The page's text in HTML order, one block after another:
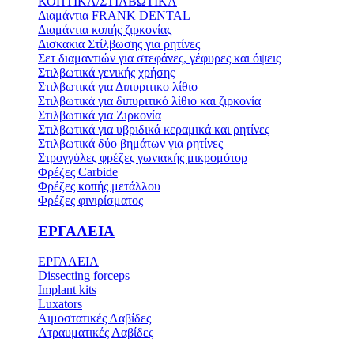
Διαμάντια FRANK DENTAL
Διαμάντια κοπής ζιρκονίας
Δισκακια Στίλβωσης για ρητίνες
Σετ διαμαντιών για στεφάνες, γέφυρες και όψεις
Στιλβωτικά γενικής χρήσης
Στιλβωτικά για Διπυριτικο λίθιο
Στιλβωτικά για διπυριτικό λίθιο και ζιρκονία
Στιλβωτικά για Ζιρκονία
Στιλβωτικά για υβριδικά κεραμικά και ρητίνες
Στιλβωτικά δύο βημάτων για ρητίνες
Στρογγύλες φρέζες γωνιακής μικρομότορ
Φρέζες Carbide
Φρέζες κοπής μετάλλου
Φρέζες φινιρίσματος
ΕΡΓΑΛΕΙΑ
ΕΡΓΑΛΕΙΑ
Dissecting forceps
Implant kits
Luxators
Αιμοστατικές Λαβίδες
Ατραυματικές Λαβίδες